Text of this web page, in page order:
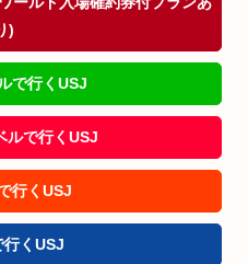
)
で行くUSJ
ルで行くUSJ
行くUSJ
行くUSJ